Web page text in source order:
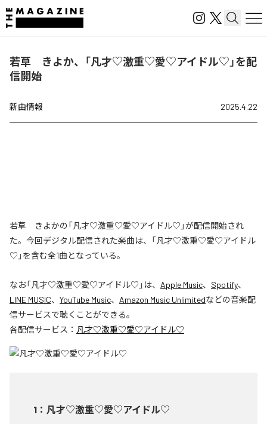
若草 きよか、「凡才♡激重♡愛♡アイドル♡」を配
信開始
新曲情報 2025.4.22
若草 きよかの「凡才♡激重♡愛♡アイドル♡」が配信開始され
た。今回デジタル配信された楽曲は、「凡才♡激重♡愛♡アイドル
♡」を含む全1曲となっている。
なお「凡才♡激重♡愛♡アイドル♡ 」は、 Apple Music、 Spotify、
LINE MUSIC、 YouTube Music、 Amazon Music Unlimitedなどの音楽配
信サービスで聴くことができる。
各配信サービス： 凡才♡激重♡愛♡アイドル♡
1 ： 凡才♡激重♡愛♡アイドル♡